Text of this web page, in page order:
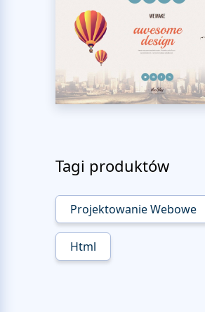
Tagi produktów
Projektowanie Webowe
Html